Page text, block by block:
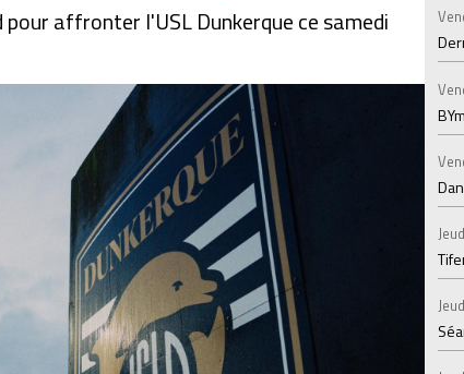
affronter l'USL Dunkerque ce samedi